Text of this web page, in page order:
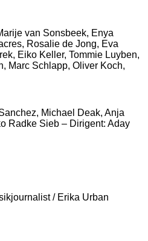
van Sonsbeek, Enya
Rosalie de Jong, Eva
Eiko Keller, Tommie Luyben,
Marc Schlapp, Oliver Koch,
Michael Deak, Anja
Radke Sieb – Dirigent: Aday
/ Erika Urban